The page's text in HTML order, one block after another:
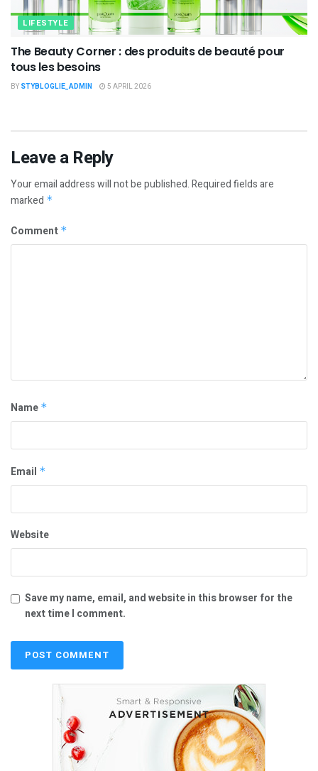
LIFESTYLE
The Beauty Corner : des produits de beauté pour
tous les besoins
BY STYBLOGLIE_ADMIN 5 APRIL 2026
Leave a Reply
Your email address will not be published.Required fields are
marked *
Comment *
Name *
Email *
Website
Save my name, email, and website in this browser for the
next time I comment.